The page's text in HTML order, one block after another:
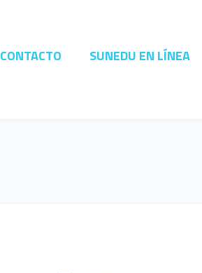
CONTACTO SUNEDU EN LÍNEA